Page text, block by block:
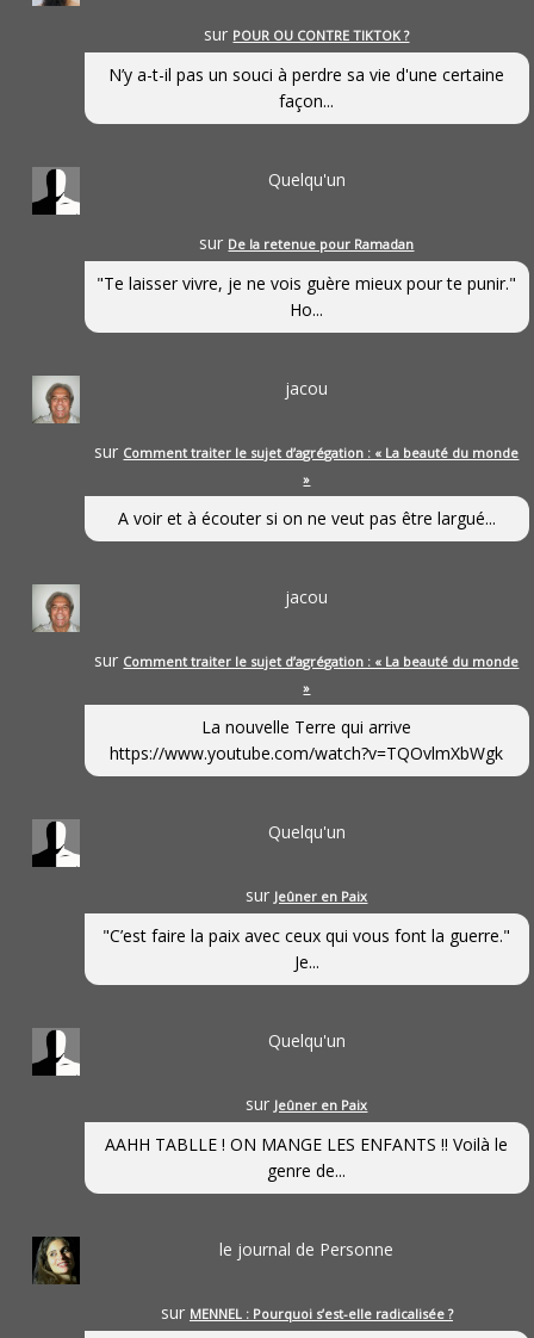
sur POUR OU CONTRE TIKTOK ?
N’y a-t-il pas un souci à perdre sa vie d'une certaine
façon...
Quelqu'un
sur De la retenue pour Ramadan
"Te laisser vivre, je ne vois guère mieux pour te punir."
Ho...
jacou
sur Comment traiter le sujet d’agrégation : « La beauté du monde
»
A voir et à écouter si on ne veut pas être largué...
jacou
sur Comment traiter le sujet d’agrégation : « La beauté du monde
»
La nouvelle Terre qui arrive
https://www.youtube.com/watch?v=TQOvlmXbWgk
Quelqu'un
sur Jeûner en Paix
"C’est faire la paix avec ceux qui vous font la guerre."
Je...
Quelqu'un
sur Jeûner en Paix
AAHH TABLLE ! ON MANGE LES ENFANTS !! Voilà le
genre de...
le journal de Personne
sur MENNEL : Pourquoi s’est-elle radicalisée ?